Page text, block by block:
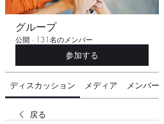
グループ
公開 · 131名のメンバー
参加する
ディスカッション メディア メンバー
戻る